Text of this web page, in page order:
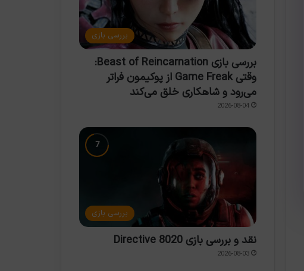
بررسی بازی
بررسی بازی Beast of Reincarnation:
وقتی Game Freak از پوکیمون فراتر
می‌رود و شاهکاری خلق می‌کند
2026-08-04
بررسی بازی
نقد و بررسی بازی Directive 8020
2026-08-03